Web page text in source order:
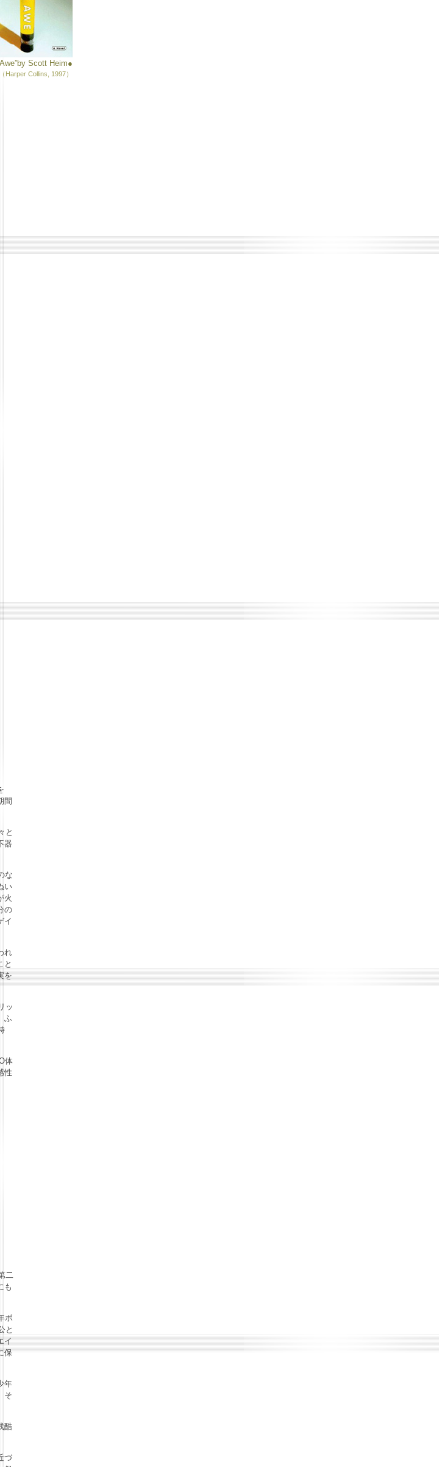
Scott Heim●
（Harper Collins, 1997）
間
と
器
な
い
火
の
イ
れ
と
を
ッ
ふ
体
性
二
も
ボ
と
イ
保
年
そ
酷
づ